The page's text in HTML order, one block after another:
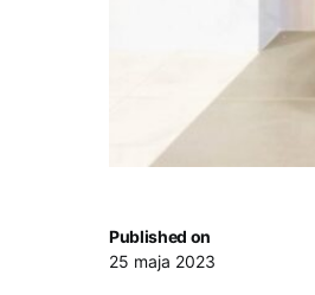
Published on
25 maja 2023